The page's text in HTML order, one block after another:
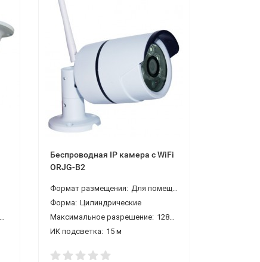
Беспроводная IP камера с WiFi
ORJG-B2
Формат размещения: Для помещений
Форма: Цилиндрические
Максимальное разрешение: 1280*720 1 Мп
ИК подсветка: 15 м